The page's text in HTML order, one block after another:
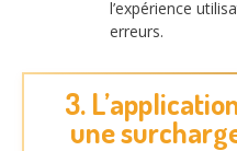
l’expérience
erreurs.
3.
une